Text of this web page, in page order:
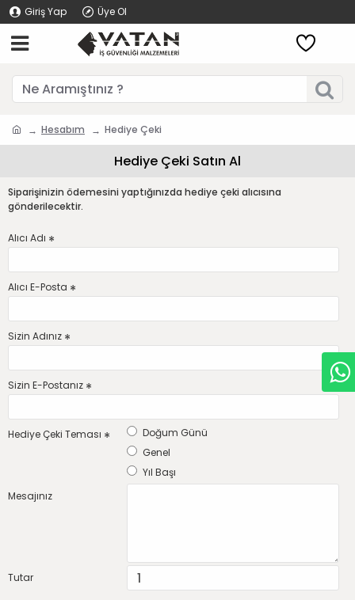
Giriş Yap Üye Ol
Hesabım Hediye Çeki
Hediye Çeki Satın Al
Siparişinizin ödemesini yaptığınızda hediye çeki alıcısına
gönderilecektir.
Alıcı Adı
Alıcı E-Posta
Sizin Adınız
Sizin E-Postanız
Hediye Çeki Teması
Doğum Günü
Genel
Yıl Başı
Mesajınız
Tutar